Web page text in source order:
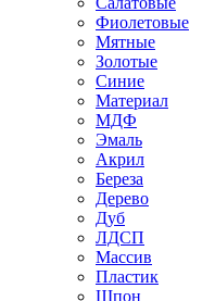
Фиолетовые
Мятные
Золотые
Синие
Материал
МДФ
Эмаль
Акрил
Береза
Дерево
Дуб
ЛДСП
Массив
Пластик
Шпон